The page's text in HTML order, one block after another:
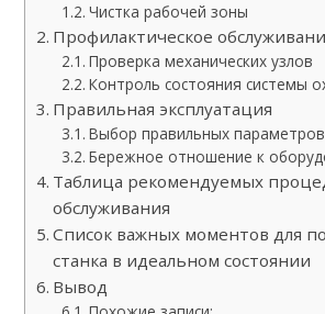
Чистка рабочей зоны
Профилактическое
Проверка механических узлов
Контроль состояния системы
Правильная эксплуатация
Выбор правильных
Бережное отношение к
Таблица рекомендуемых
обслуживания
Список важных моментов для
станка в идеальном состоянии
Вывод